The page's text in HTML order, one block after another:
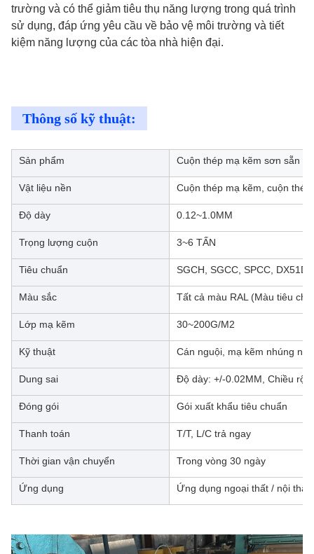
trường và có thể giảm tiêu thụ năng lượng trong quá trình
sử dụng, đáp ứng yêu cầu về bảo vệ môi trường và tiết
kiệm năng lượng của các tòa nhà hiện đại.
Thông số kỹ thuật:
Sản phẩm Cuộn thép mạ kẽm sơn sẵn /
Vật liệu nền Cuộn thép mạ kẽm, cuộn
Độ dày 0.12~1.0MM
Trọng lượng cuộn 3~6 TẤN
Tiêu chuẩn SGCH, SGCC, SPCC,
Màu sắc Tất cả màu RAL (Màu tiêu
Lớp mạ kẽm 30~200G/M2
Kỹ thuật Cán nguội, mạ kẽm nhúng
Dung sai Độ dày: +/-0.02MM, Chiều
Đóng gói Gói xuất khẩu tiêu chuẩn
Thanh toán T/T, L/C trả ngay
Thời gian vận chuyển Trong vòng 30 ngày
Ứng dụng Ứng dụng ngoại thất / nội